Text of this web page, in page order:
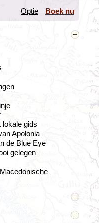
in buurland Albanië.
van Shkodër aan je
kijkt streng op je
van Krujë.
door Albanese
top heb je een
in
i
Optie Boek nu
lokale gids
Apolonia
de Blue Eye
gelegen